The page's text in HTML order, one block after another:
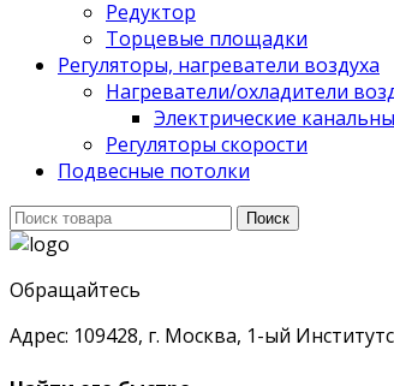
Редуктор
Торцевые площадки
Регуляторы, нагреватели воздуха
Нагреватели/охладители
Электрические
Регуляторы скорости
Подвесные потолки
Поиск
для:
Поиск
Обращайтесь
Адрес: 109428, г. Москва, 1-ый